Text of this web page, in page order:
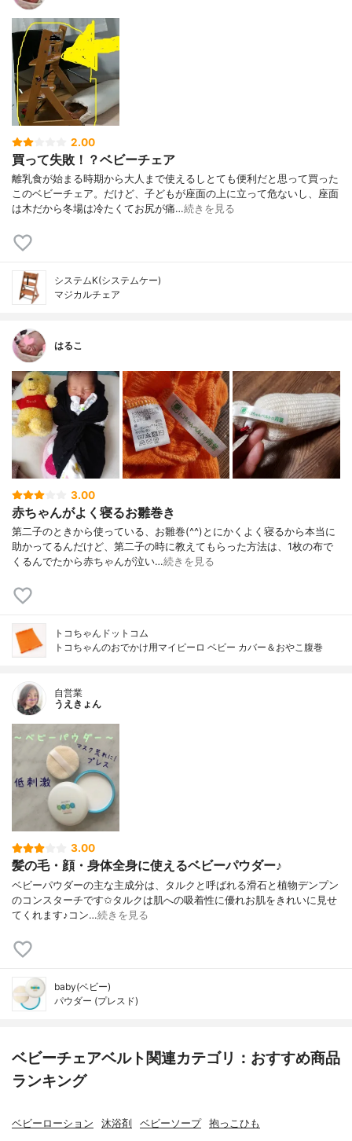
2.00
買って失敗！？ベビーチェア
離乳食が始まる時期から大人まで使えるしとても便利だと思って買った
このベビーチェア。だけど、子どもが座面の上に立って危ないし、座面
は木だから冬場は冷たくてお尻が痛…続きを見る
システムK(システムケー)
マジカルチェア
はるこ
3.00
赤ちゃんがよく寝るお雛巻き
第二子のときから使っている、お雛巻(^^)とにかくよく寝るから本当に
助かってるんだけど、第二子の時に教えてもらった方法は、1枚の布で
くるんでたから赤ちゃんが泣い…続きを見る
トコちゃんドットコム
トコちゃんのおでかけ用マイピーロ ベビー カバー＆おやこ腹巻
自営業
うえきょん
3.00
髪の毛・顔・身体全身に使えるベビーパウダー♪
ベビーパウダーの主な主成分は、タルクと呼ばれる滑石と植物デンプン
のコンスターチです✩タルクは肌への吸着性に優れお肌をきれいに見せ
てくれます♪コン…続きを見る
baby(ベビー)
パウダー (プレスド)
ベビーチェアベルト関連カテゴリ：おすすめ商品
ランキング
ベビーローション 沐浴剤 ベビーソープ 抱っこひも